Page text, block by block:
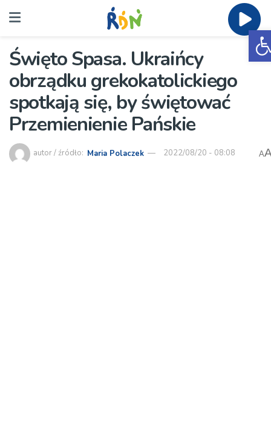
Święto Spasa. Ukraińcy
obrządku grekokatolickiego
spotkają się, by świętować
Przemienienie Pańskie
autor / źródło: Maria Polaczek 2022/08/20 - 08:08 A